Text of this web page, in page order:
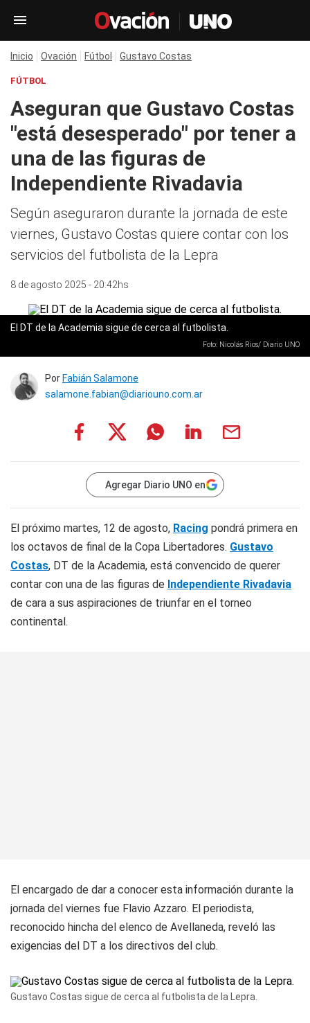
Inicio Ovación Fútbol Gustavo Costas
FÚTBOL
Aseguran que Gustavo Costas
"está desesperado" por tener a
una de las figuras de
Independiente Rivadavia
Según aseguraron durante la jornada de este
viernes, Gustavo Costas quiere contar con los
servicios del futbolista de la Lepra
8 de agosto 2025 - 20:42hs
El DT de la Academia sigue de cerca al futbolista.
Foto: Nicolás Rios/ Diario UNO
Por Fabián Salamone
salamone.fabian@diariouno.com.ar
Agregar Diario UNO en
El próximo martes, 12 de agosto, Racing pondrá primera en
los octavos de final de la Copa Libertadores. Gustavo
Costas, DT de la Academia, está convencido de querer
contar con una de las figuras de Independiente Rivadavia
de cara a sus aspiraciones de triunfar en el torneo
continental.
El encargado de dar a conocer esta información durante la
jornada del viernes fue Flavio Azzaro. El periodista,
reconocido hincha del elenco de Avellaneda, reveló las
exigencias del DT a los directivos del club.
Gustavo Costas sigue de cerca al futbolista de la Lepra.